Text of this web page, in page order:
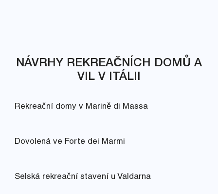
NÁVRHY REKREAČNÍCH DOMŮ A
VIL V ITÁLII
Rekreační domy v Marině di Massa
Dovolená ve Forte dei Marmi
Selská rekreační stavení u Valdarna